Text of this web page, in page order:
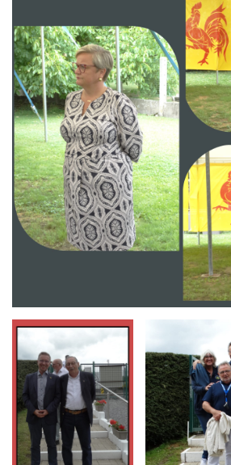
Branding
ARMCHAIR ARMCHAIR